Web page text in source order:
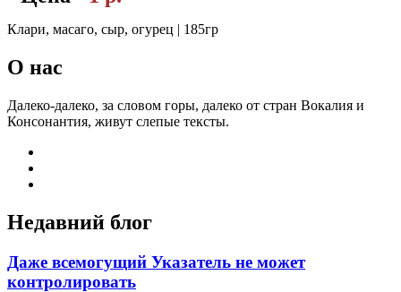
Клари, масаго, сыр, огурец | 185гр
О нас
Далеко-далеко, за словом горы, далеко от стран Вокалия и
Консонантия, живут слепые тексты.
Недавний блог
Даже всемогущий Указатель не может
контролировать